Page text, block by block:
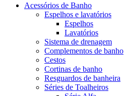
Acessórios de Banho
Espelhos e lavatórios
Espelhos
Lavatórios
Sistema de drenagem
Complementos de banho
Cestos
Cortinas de banho
Resguardos de banheira
Séries de Toalheiros